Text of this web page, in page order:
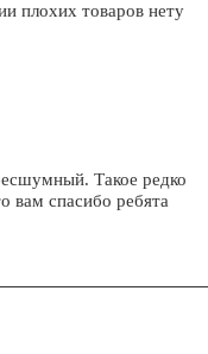
плохих товаров нету
Такое редко
вам спасибо ребята